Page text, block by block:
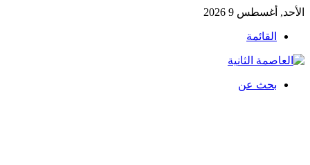
الأحد, أغسطس 9 2026
القائمة
بحث عن